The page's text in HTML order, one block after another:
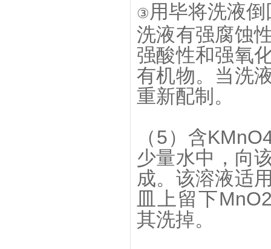
③ 用毕将洗液
洗液有强腐蚀
强酸性和强氧
有机物。当洗
重新配制。
（5）含
少量水中，向
成。该溶液适
皿上留下
其洗掉。